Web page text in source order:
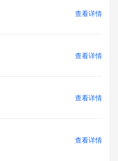
查看详情
查看详情
查看详情
查看详情